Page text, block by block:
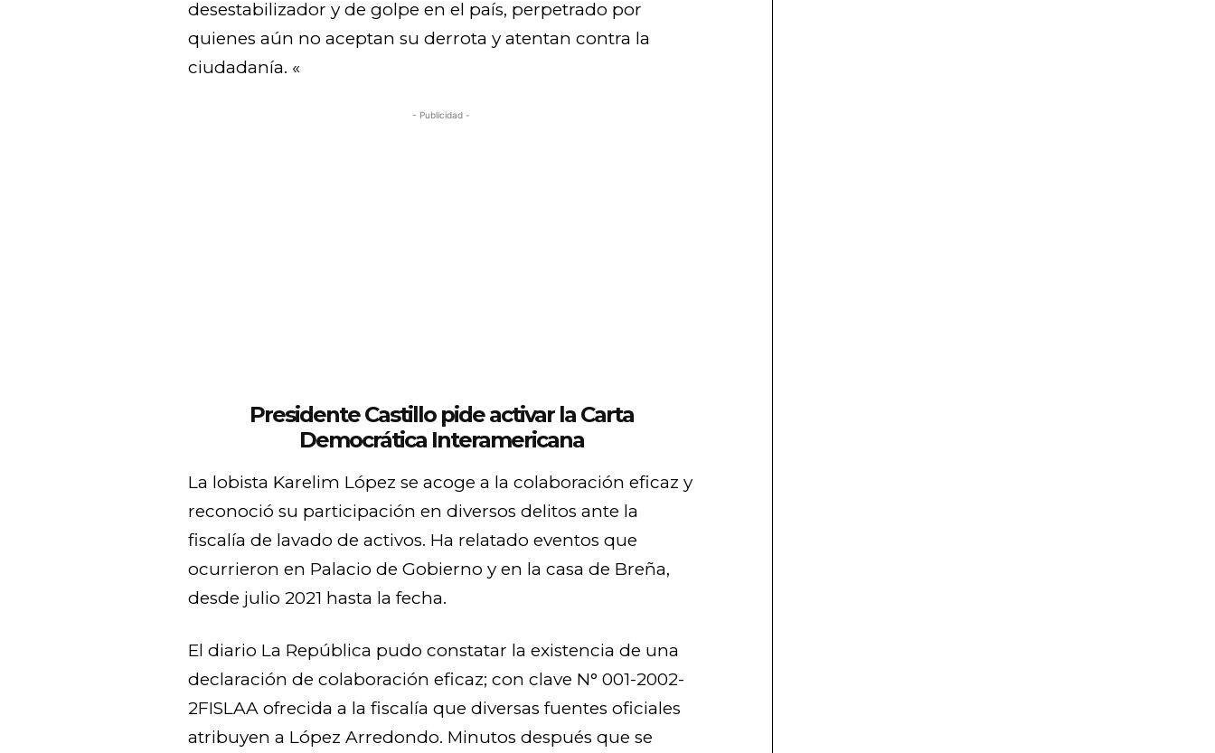
desestabilizador y de golpe en el país, perpetrado por
quienes aún no aceptan su derrota y atentan contra la
ciudadanía. «
- Publicidad -
Presidente Castillo pide activar la Carta
Democrática Interamericana
La lobista Karelim López se acoge a la colaboración eficaz y
reconoció su participación en diversos delitos ante la
fiscalía de lavado de activos. Ha relatado eventos que
ocurrieron en Palacio de Gobierno y en la casa de Breña,
desde julio 2021 hasta la fecha.
El diario La República pudo constatar la existencia de una
declaración de colaboración eficaz; con clave N° 001-2002-
2FISLAA ofrecida a la fiscalía que diversas fuentes oficiales
atribuyen a López Arredondo. Minutos después que se